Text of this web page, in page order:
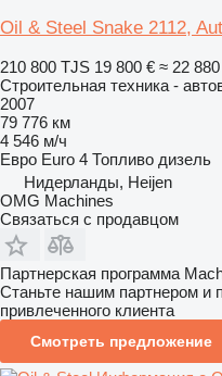
Oil & Steel Snake 2112,
210 800 TJS 19 800 € ≈ 22
Строительная техника -
2007
79 776 км
4 546 м/ч
Евро Euro 4 Топливо дизель
Нидерланды, Heijen
OMG Machines
Связаться с продавцом
Партнерская программа
Станьте нашим партнером и
привлеченного клиента
Смотреть предложение